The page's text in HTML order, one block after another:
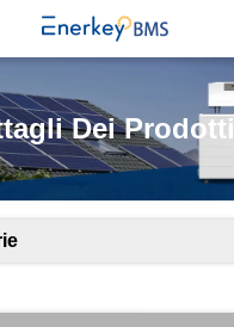
Dei Prodotti